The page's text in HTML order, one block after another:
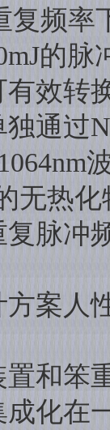
复频率
的
效转
通过
无热
脉冲
案人
和笨
化在